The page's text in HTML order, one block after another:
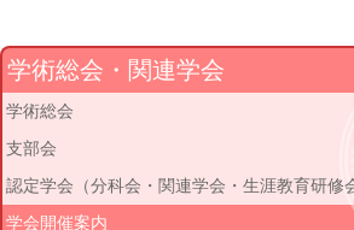
学術総会・関連学会
学術総会
支部会
認定学会（分科会・関連学会・生涯教育研修
学会開催案内